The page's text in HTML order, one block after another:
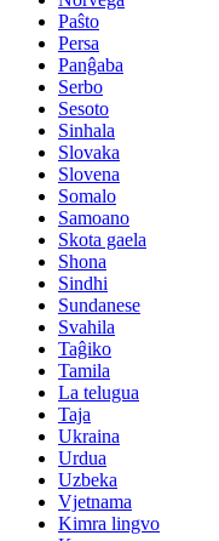
Paŝto
Persa
Panĝaba
Serbo
Sesoto
Sinhala
Slovaka
Slovena
Somalo
Samoano
Skota gaela
Shona
Sindhi
Sundanese
Svahila
Taĝiko
Tamila
La telugua
Taja
Ukraina
Urdua
Uzbeka
Vjetnama
Kimra lingvo